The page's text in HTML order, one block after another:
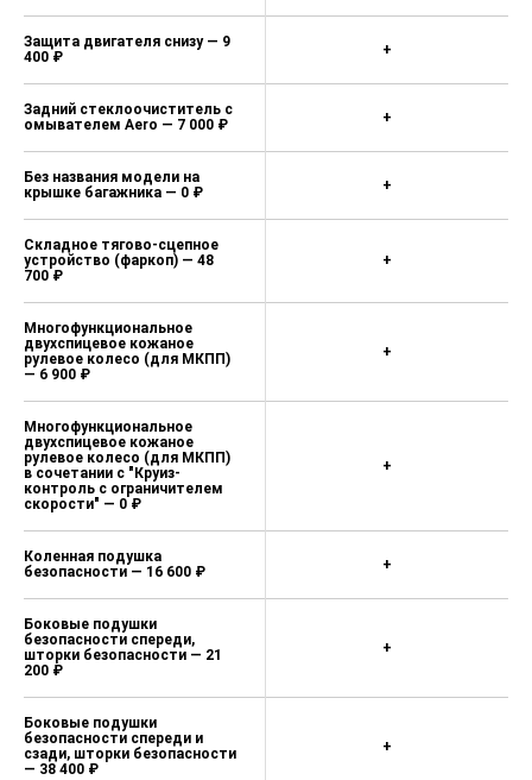
Защита двигателя снизу — 9
400 ₽
Задний стеклоочиститель с
омывателем Aero — 7 000 ₽
Без названия модели на
крышке багажника — 0 ₽
Складное тягово-сцепное
устройство (фаркоп) — 48
700 ₽
Многофункциональное
двухспицевое кожаное
рулевое колесо (для МКПП)
— 6 900 ₽
Многофункциональное
двухспицевое кожаное
рулевое колесо (для МКПП)
в сочетании с "Круиз-
контроль с ограничителем
скорости" — 0 ₽
Коленная подушка
безопасности — 16 600 ₽
Боковые подушки
безопасности спереди,
шторки безопасности — 21
200 ₽
Боковые подушки
безопасности спереди и
сзади, шторки безопасности
— 38 400 ₽
+
+
+
+
+
+
+
+
+